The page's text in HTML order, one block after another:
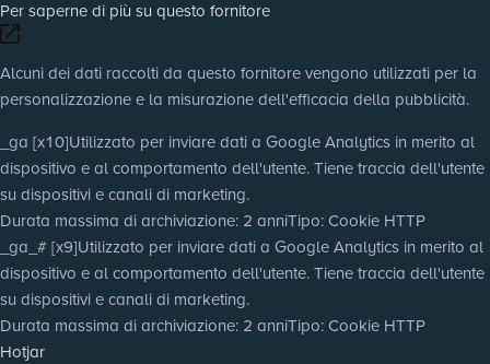
Per saperne di più su questo fornitore
Alcuni dei dati raccolti da questo fornitore vengono utilizzati per la
personalizzazione e la misurazione dell'efficacia della pubblicità.
_ga [x10]Utilizzato per inviare dati a Google Analytics in merito al
dispositivo e al comportamento dell'utente. Tiene traccia dell'utente
su dispositivi e canali di marketing.
Durata massima di archiviazione: 2 anniTipo: Cookie HTTP
_ga_# [x9]Utilizzato per inviare dati a Google Analytics in merito al
dispositivo e al comportamento dell'utente. Tiene traccia dell'utente
su dispositivi e canali di marketing.
Durata massima di archiviazione: 2 anniTipo: Cookie HTTP
Hotjar